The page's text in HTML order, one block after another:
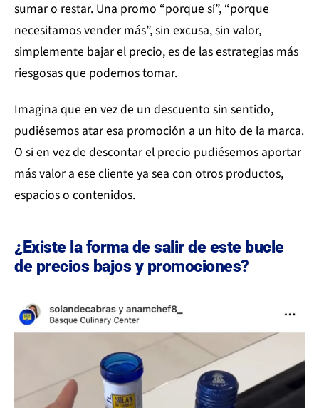
sumar o restar. Una promo “porque sí”, “porque
necesitamos vender más”, sin excusa, sin valor,
simplemente bajar el precio, es de las estrategias más
riesgosas que podemos tomar.
Imagina que en vez de un descuento sin sentido,
pudiésemos atar esa promoción a un hito de la marca.
O si en vez de descontar el precio pudiésemos aportar
más valor a ese cliente ya sea con otros productos,
espacios o contenidos.
¿Existe la forma de salir de este bucle
de precios bajos y promociones?